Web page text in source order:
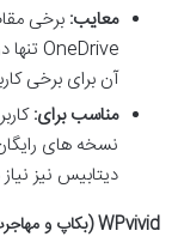
معایب:
آن برای برخی
مناسب برای:
نسخه های
دیتابیس نیز نیاز
WPvivid (بکاپ و مهاجرت با هم)